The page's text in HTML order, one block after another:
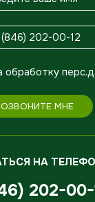
обработку
МНЕ
НА
202-00-